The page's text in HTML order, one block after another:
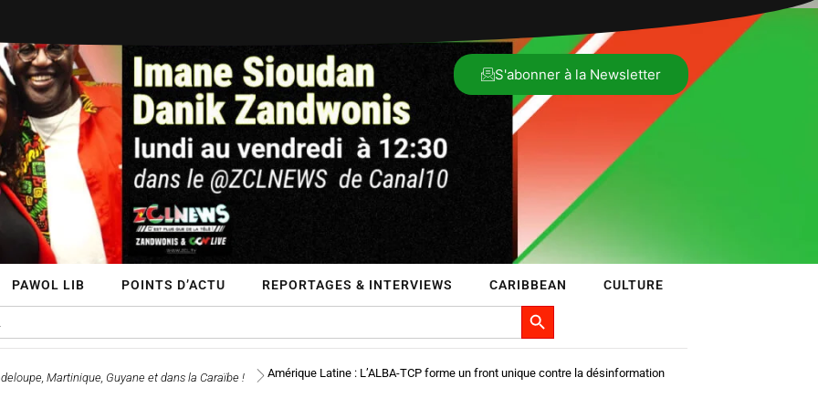
S'abonner à la Newsletter
PAWOL LIB POINTS D’ACTU REPORTAGES & INTERVIEWS CARIBBEAN CULTURE
Search Button
Martinique, Guyane et dans la Caraïbe ! Amérique Latine : L’ALBA-TCP forme un front unique contre la désinformation